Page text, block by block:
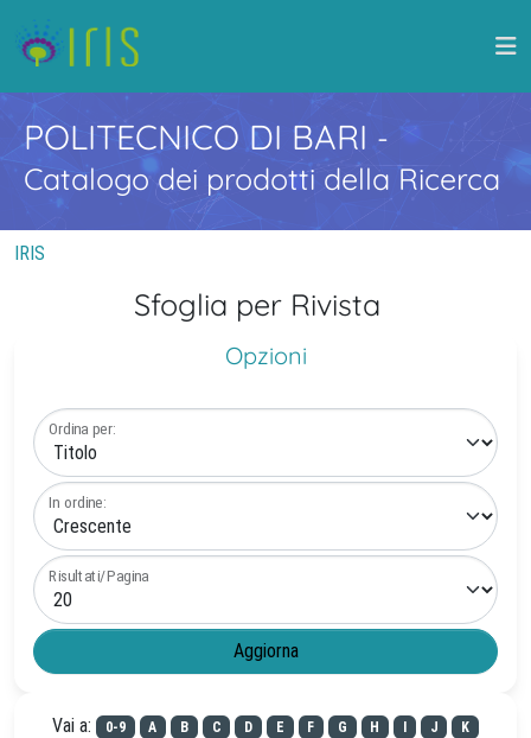
POLITECNICO DI BARI -
Catalogo dei prodotti della Ricerca
IRIS
Sfoglia per Rivista
Opzioni
Ordina per:
In ordine:
Risultati/Pagina
Vai a: 0-9 A B C D E F G H J
K